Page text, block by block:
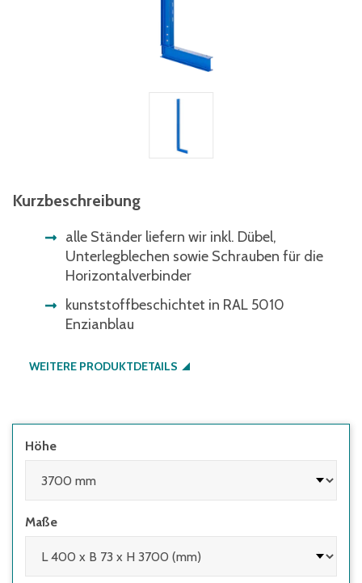
Kurzbeschreibung
alle Ständer liefern wir inkl. Dübel,
Unterlegblechen sowie Schrauben für die
Horizontalverbinder
kunststoffbeschichtet in RAL 5010
Enzianblau
WEITERE PRODUKTDETAILS
Höhe
Maße